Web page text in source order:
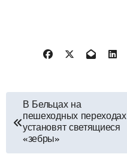
Навигация
по
записям
В Бельцах на
пешеходных переходах
установят светящиеся
«зебры»